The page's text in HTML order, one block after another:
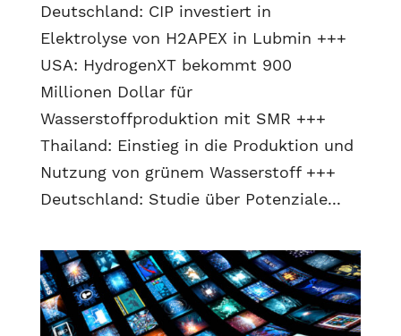
Deutschland: CIP investiert in
Elektrolyse von H2APEX in Lubmin +++
USA: HydrogenXT bekommt 900
Millionen Dollar für
Wasserstoffproduktion mit SMR +++
Thailand: Einstieg in die Produktion und
Nutzung von grünem Wasserstoff +++
Deutschland: Studie über Potenziale...